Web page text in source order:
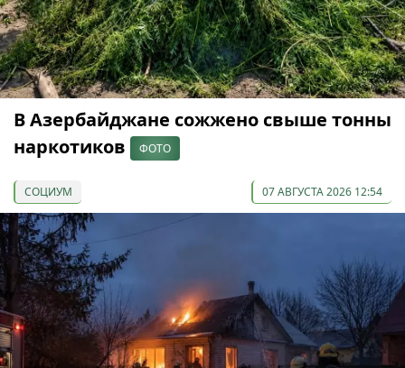
В Азербайджане сожжено свыше тонны
наркотиков
ФОТО
СОЦИУМ 07 АВГУСТА 2026 12:54